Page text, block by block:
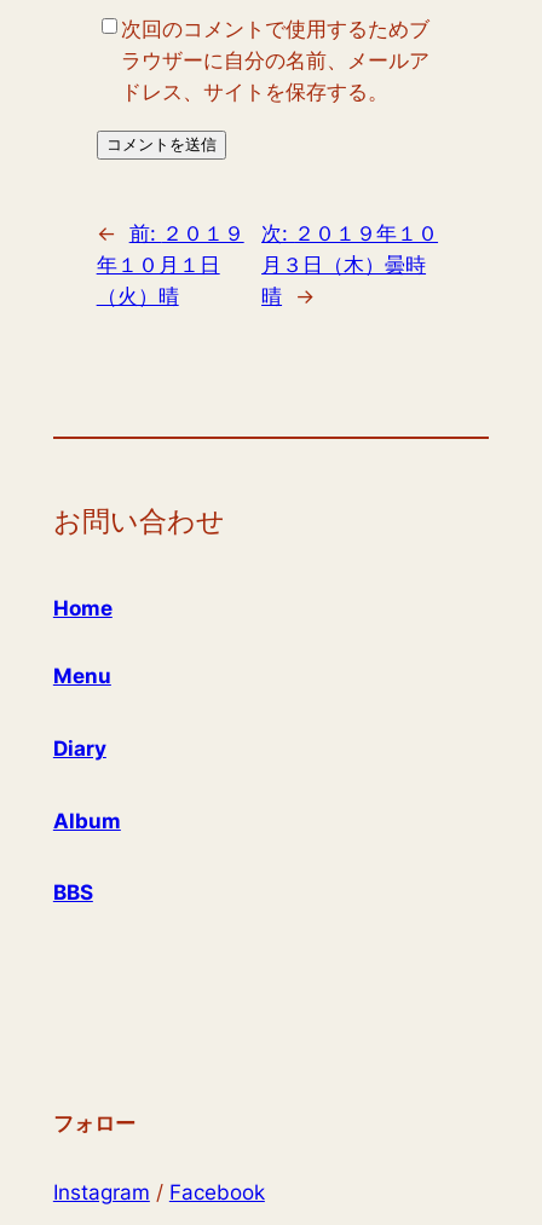
次回のコメントで使用するためブ
ラウザーに自分の名前、メールア
ドレス、サイトを保存する。
← 前: ２０１９
年１０月１日
（火）晴
次: ２０１９年１０
月３日（木）曇時
晴
→
お問い合わせ
Home
Menu
Diary
Album
BBS
フォロー
Instagram / Facebook